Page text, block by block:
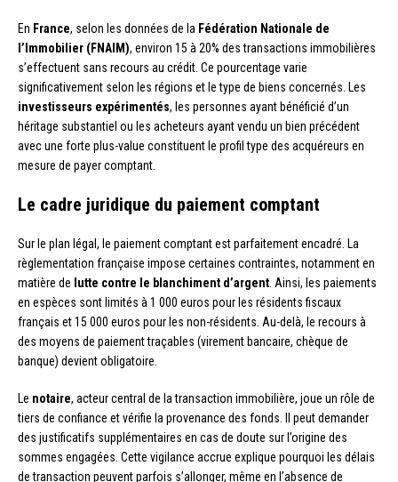
En France, selon les données de la Fédération Nationale de
l’Immobilier (FNAIM), environ 15 à 20% des transactions immobilières
s’effectuent sans recours au crédit. Ce pourcentage varie
significativement selon les régions et le type de biens concernés. Les
investisseurs expérimentés, les personnes ayant bénéficié d’un
héritage substantiel ou les acheteurs ayant vendu un bien précédent
avec une forte plus-value constituent le profil type des acquéreurs en
mesure de payer comptant.
Le cadre juridique du paiement comptant
Sur le plan légal, le paiement comptant est parfaitement encadré. La
règlementation française impose certaines contraintes, notamment en
matière de lutte contre le blanchiment d’argent. Ainsi, les paiements
en espèces sont limités à 1 000 euros pour les résidents fiscaux
français et 15 000 euros pour les non-résidents. Au-delà, le recours à
des moyens de paiement traçables (virement bancaire, chèque de
banque) devient obligatoire.
Le notaire, acteur central de la transaction immobilière, joue un rôle de
tiers de confiance et vérifie la provenance des fonds. Il peut demander
des justificatifs supplémentaires en cas de doute sur l’origine des
sommes engagées. Cette vigilance accrue explique pourquoi les délais
de transaction peuvent parfois s’allonger, même en l’absence de